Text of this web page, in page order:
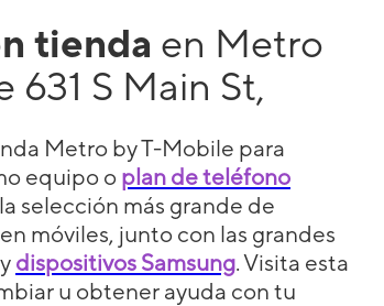
tienda en Metro
631 S Main St,
Metro by T-Mobile para
equipo o plan de teléfono
selección más grande de
en móviles, junto con las grandes
y dispositivos Samsung. Visita esta
u obtener ayuda con tu